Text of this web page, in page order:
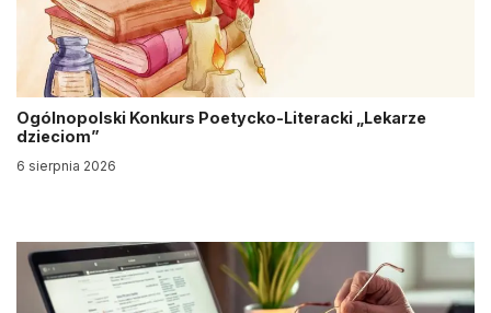
Ogólnopolski Konkurs Poetycko-Literacki „Lekarze
dzieciom”
6 sierpnia 2026